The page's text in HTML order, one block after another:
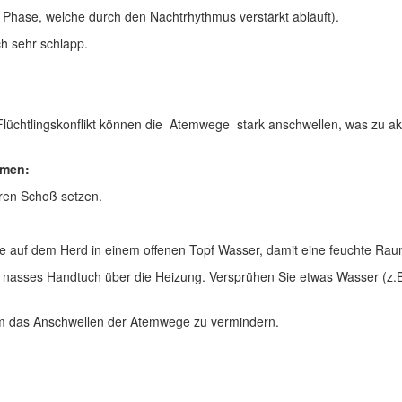
welche durch den Nachtrhythmus verstärkt abläuft).
sehr schlapp.
können die Atemwege stark anschwellen, was zu
Schoß setzen.
dem Herd in einem offenen Topf Wasser, damit eine feuchte
Handtuch über die Heizung. Versprühen Sie etwas Wasser
Anschwellen der Atemwege zu vermindern.